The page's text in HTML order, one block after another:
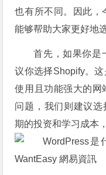
也有所不同。因此，
能够帮助大家更好地
首先，如果你是
议你选择Shopify。
使用且功能强大的网
问题，我们则建议选
期的投资和学习成本